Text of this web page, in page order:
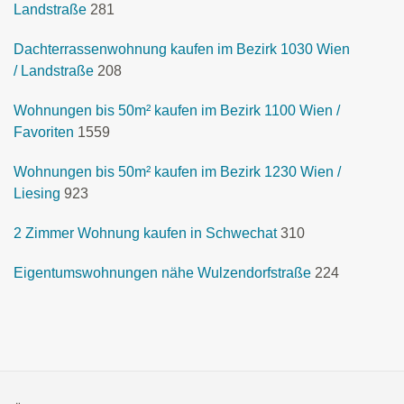
Landstraße 281
Dachterrassenwohnung kaufen im Bezirk 1030 Wien
/ Landstraße 208
Wohnungen bis 50m² kaufen im Bezirk 1100 Wien /
Favoriten 1559
Wohnungen bis 50m² kaufen im Bezirk 1230 Wien /
Liesing 923
2 Zimmer Wohnung kaufen in Schwechat 310
Eigentumswohnungen nähe Wulzendorfstraße 224